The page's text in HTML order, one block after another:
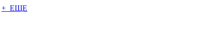
+ ЕЩЕ